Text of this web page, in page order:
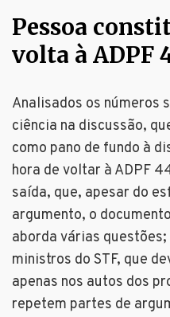
Pessoa
volta à ADPF
Analisados os números
ciência na discussão,
como pano de fundo à
hora de voltar à ADPF
saída, que, apesar do
argumento, o
aborda várias
ministros do STF, que
apenas nos autos dos
repetem partes de